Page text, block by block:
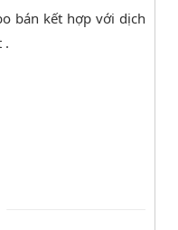
bán kết hợp với dịch
.